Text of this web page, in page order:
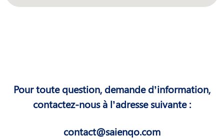
Pour toute question, demande d’information,
contactez-nous à l’adresse suivante :
contact@saienqo.com​